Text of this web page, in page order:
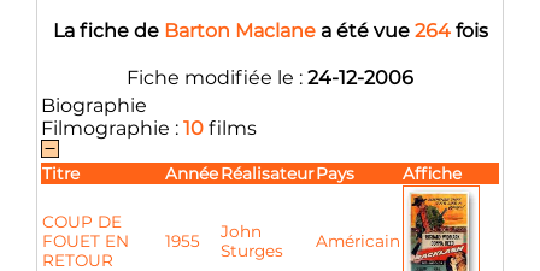
La fiche de Barton Maclanea été vue 264fois
Fiche modifiée le : 24-12-2006
Biographie
Filmographie : 10 films
Titre AnnéeRéalisateurPays Affiche
COUP DE
FOUET EN
RETOUR
1955
John
Sturges
Américain